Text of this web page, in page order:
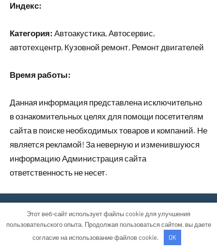
Индекс:
Категория: Автоакустика, Автосервис,
автотехцентр, Кузовной ремонт, Ремонт двигателей
Время работы:
Данная информация представлена исключительно
в ознакомительных целях для помощи посетителям
сайта в поиске необходимых товаров и компаний. Не
является рекламой! За неверную и изменившуюся
информацию Администрация сайта
ответственность не несет.
Этот веб-сайт использует файлы cookie для улучшения
пользовательского опыта. Продолжая пользоваться сайтом, вы даете
согласие на использование файлов cookie.
OK